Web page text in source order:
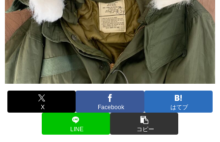
X Facebook はてブ
LINE コピー